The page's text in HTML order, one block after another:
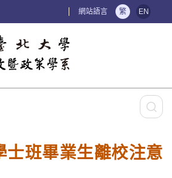
網站語言 繁 EN
士班畢業生離校注意